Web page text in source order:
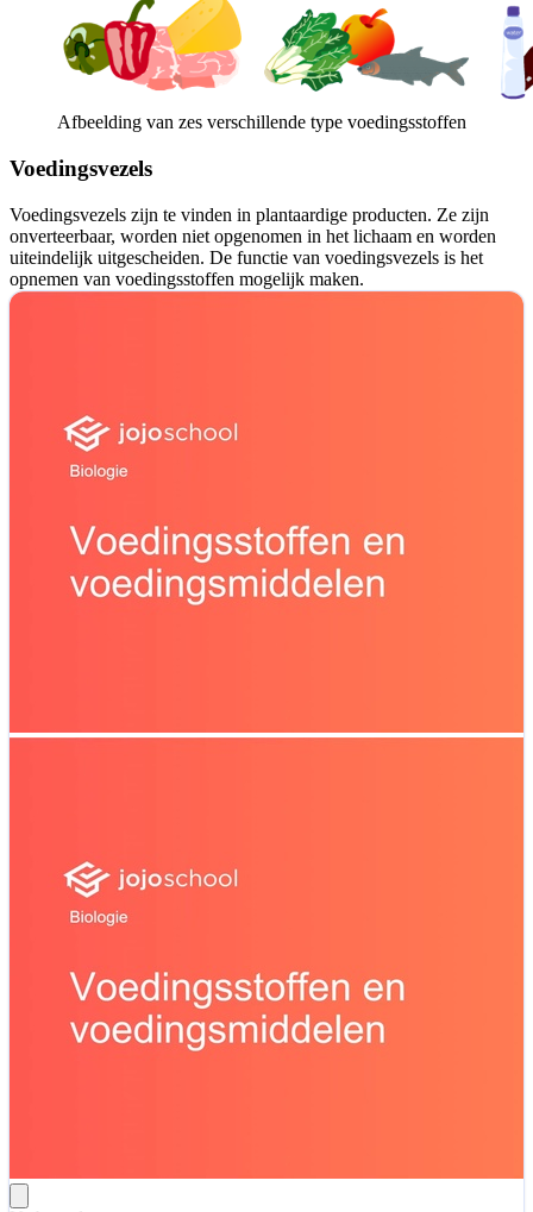
Afbeelding van zes verschillende type voedingsstoffen
Voedingsvezels
Voedingsvezels zijn te vinden in plantaardige producten. Ze zijn
onverteerbaar, worden niet opgenomen in het lichaam en worden
uiteindelijk uitgescheiden. De functie van voedingsvezels is het
opnemen van voedingsstoffen mogelijk maken.